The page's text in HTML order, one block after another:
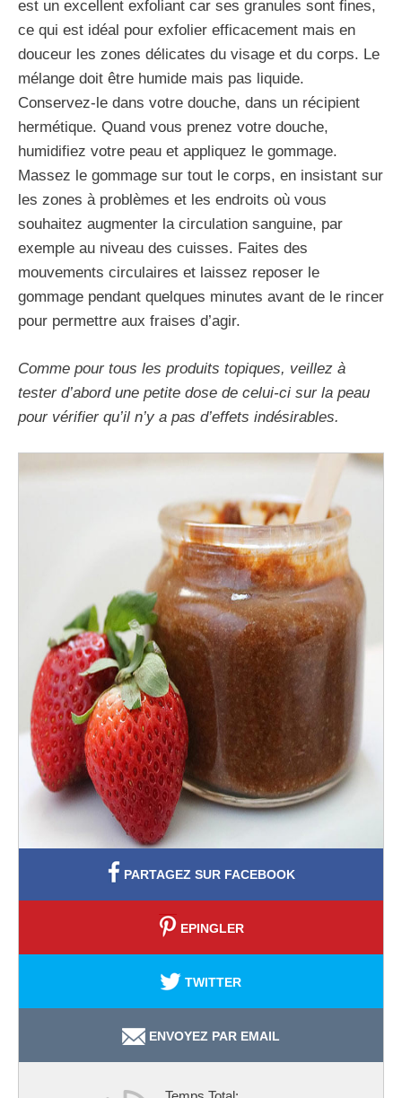
est un excellent exfoliant car ses granules sont fines,
ce qui est idéal pour exfolier efficacement mais en
douceur les zones délicates du visage et du corps. Le
mélange doit être humide mais pas liquide.
Conservez-le dans votre douche, dans un récipient
hermétique. Quand vous prenez votre douche,
humidifiez votre peau et appliquez le gommage.
Massez le gommage sur tout le corps, en insistant sur
les zones à problèmes et les endroits où vous
souhaitez augmenter la circulation sanguine, par
exemple au niveau des cuisses. Faites des
mouvements circulaires et laissez reposer le
gommage pendant quelques minutes avant de le rincer
pour permettre aux fraises d’agir.
Comme pour tous les produits topiques, veillez à
tester d’abord une petite dose de celui-ci sur la peau
pour vérifier qu’il n’y a pas d’effets indésirables.
PARTAGEZ SUR FACEBOOK
EPINGLER
TWITTER
ENVOYEZ PAR EMAIL